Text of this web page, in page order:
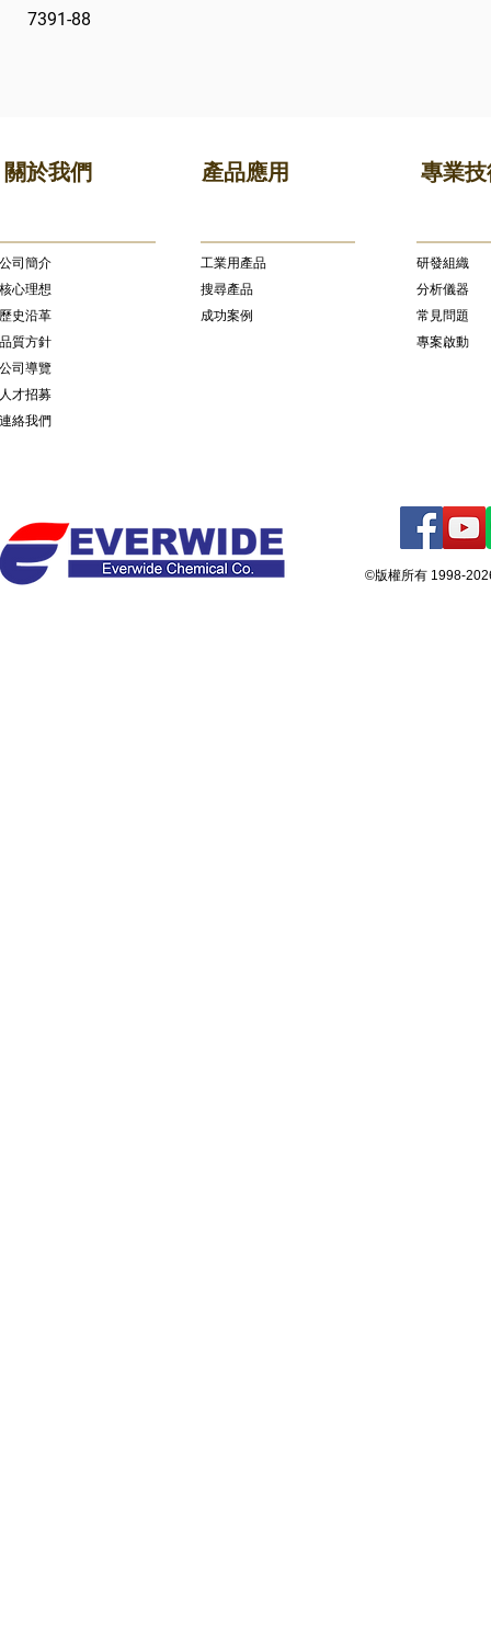
7391-88
關於我們 產品應用 專業
公司簡介
核心理想
歷史沿革
品質方針
公司導覽
人才招募
連絡我們
​工業用產品
搜尋產品
成功案例
研發組織
分析儀器
常見問題
專案啟動
©版權所有 1998-